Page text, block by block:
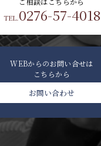
TEL.0276-57-4018
WEBからのお問い合せは
こちらから
お問い合わせ